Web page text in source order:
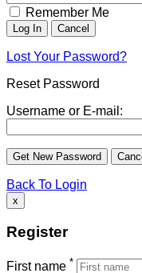
Remember Me
Lost Your Password?
Reset Password
Username or E-mail:
Back To Login
x
Register
First name *